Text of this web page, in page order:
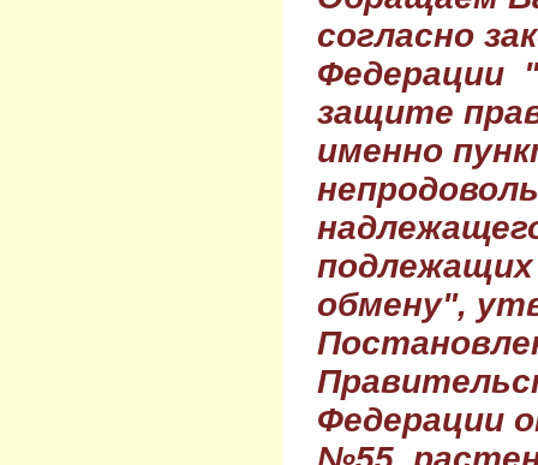
согласно
Федерации
защите
именно
обмену",
Федерации